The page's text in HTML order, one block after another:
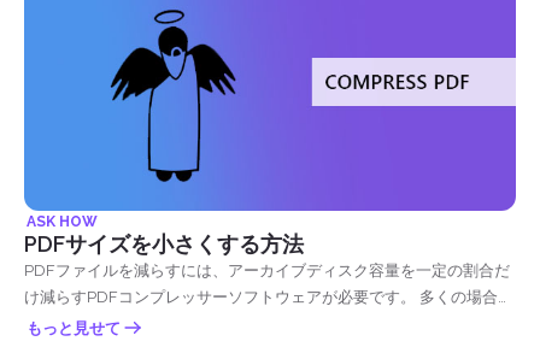
取ることができるようにすると、読者が混乱し、誤解を招く可能性が
あります。 &ldquo;ドラフト&rdquo; 透かしスタンプをドキュメント
に置くと、この問題が回避されます。 著作権または商標。 単語自体
はそれをすべて言い、コピー猫から文書や写真を保護することを意味
します。 透かしを使用すると、読者と視聴者は、自分の作品をコピ
ー、再投稿、取得する前に、まずあなたの許可を得ることができるは
ずであることを明確に確認できます。 ドキュメント & rsquo; の背景
に画像を追加します。 それは、あなたの仕事のいくつかの創造性を明
らかにしたり、あなたのドキュメントのデザインとしてそれを維持す
るために、より多くのビジュアルを追加することができます。 情報を
提供します。 あなたはあなたが望む任意の情報を追加することができ
ます！ これは、著者や作成者の名前を付ける写真にウォーターマーク
を付ける方法と似ています。 時には彼らはまた、彼らのソーシャルメ
像をデジタルコピーとしてコンピュータ、USB、またはメモリカード
に送信します。 この場合、コンピュータはデジタル化されたドキュメ
ントを白黒のドットとして認識します。 今日では、スキャンされた文
書は、2つの異なる形式にすることができます & ndash; PDFまたは
文書を保持してファイルを作成する際に推奨されるオプションである
理由はいくつかあります。 1つは、時間とスペースを節約します。 古
い学校の文書は、ストレージキャビネットや貯蔵室が占有され、最大
化されないことを意味し、情報を検索することは手作業を意味しま
す。 もしあなた & rsquo; 法的な会社でも再, 多くの場合、オフィスは
おそらくキュレーションや検索に多くの時間がかかりますファイルで
由の第三の理由に影響を与えます & ndash; スタッフの効率. より速く
ASK HOW
PDFサイズを小さくする方法
PDFファイルを減らすには、アーカイブディスク容量を一定の割合だ
け減らすPDFコンプレッサーソフトウェアが必要です。 多くの場合、
圧縮ツールはPDFファイルを元のサイズの最大 50 ％ まで縮小しま
もっと見せて